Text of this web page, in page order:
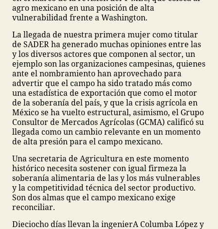
agro mexicano en una posición de alta
vulnerabilidad frente a Washington.
La llegada de nuestra primera mujer como titular
de SADER ha generado muchas opiniones entre las
y los diversos actores que componen al sector, un
ejemplo son las organizaciones campesinas, quienes
ante el nombramiento han aprovechado para
advertir que el campo ha sido tratado más como
una estadística de exportación que como el motor
de la soberanía del país, y que la crisis agrícola en
México se ha vuelto estructural, asimismo, el Grupo
Consultor de Mercados Agrícolas (GCMA) calificó su
llegada como un cambio relevante en un momento
de alta presión para el campo mexicano.
Una secretaria de Agricultura en este momento
histórico necesita sostener con igual firmeza la
soberanía alimentaria de las y los más vulnerables
y la competitividad técnica del sector productivo.
Son dos almas que el campo mexicano exige
reconciliar.
Dieciocho días llevan la ingenierA Columba López y